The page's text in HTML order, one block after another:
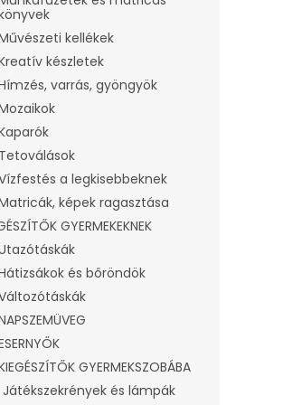
kellékek
készletek
varrás, gyöngyök
Tetoválások
a legkisebbeknek
képek ragasztása
GYERMEKEKNEK
és bőröndök
GYERMEKSZOBÁBA
Játékszekrények és lámpák